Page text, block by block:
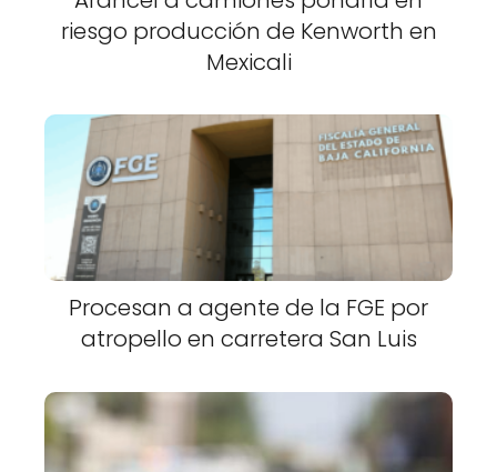
riesgo producción de Kenworth en
Mexicali
Procesan a agente de la FGE por
atropello en carretera San Luis